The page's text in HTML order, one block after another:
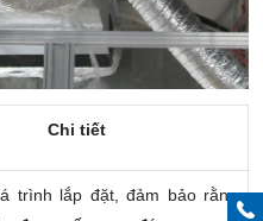
Chi tiết
trình lắp đặt, đảm bảo rằng